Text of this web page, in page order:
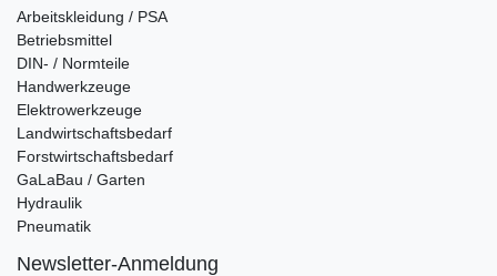
Arbeitskleidung / PSA
Betriebsmittel
DIN- / Normteile
Handwerkzeuge
Elektrowerkzeuge
Landwirtschaftsbedarf
Forstwirtschaftsbedarf
GaLaBau / Garten
Hydraulik
Pneumatik
Newsletter-Anmeldung